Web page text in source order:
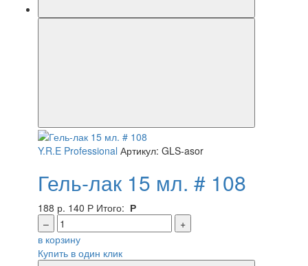
Y.R.E Professional Артикул: GLS-asor
Гель-лак 15 мл. # 108
188 р. 140 Р Итого: Р
–
+
в корзину
Купить в один клик